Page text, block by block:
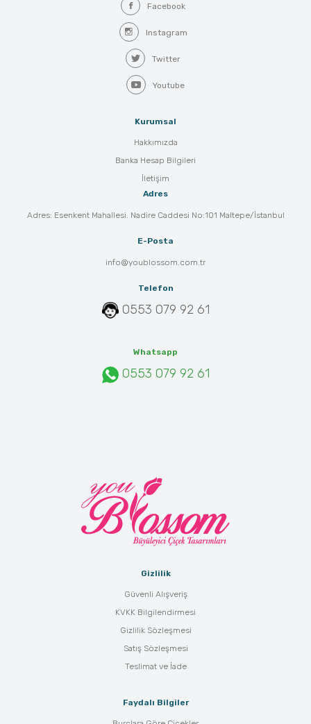
Facebook
Instagram
Twitter
Youtube
Kurumsal
Hakkımızda
Banka Hesap Bilgileri
İletişim
Adres
Adres: Esenkent Mahallesi. Nadire Caddesi No:101 Maltepe/İstanbul
E-Posta
info@youblossom.com.tr
Telefon
0553 079 92 61
Whatsapp
0553 079 92 61
Gizlilik
Güvenli Alışveriş
KVKK Bilgilendirmesi
Gizlilik Sözleşmesi
Satış Sözleşmesi
Teslimat ve İade
Faydalı Bilgiler